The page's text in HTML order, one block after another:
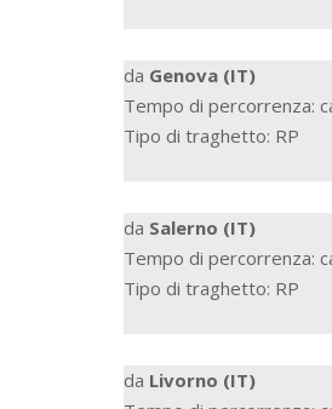
da Genova (IT)
Tempo di percorrenza:
Tipo di traghetto: RP
da Salerno (IT)
Tempo di percorrenza:
Tipo di traghetto: RP
da Livorno (IT)